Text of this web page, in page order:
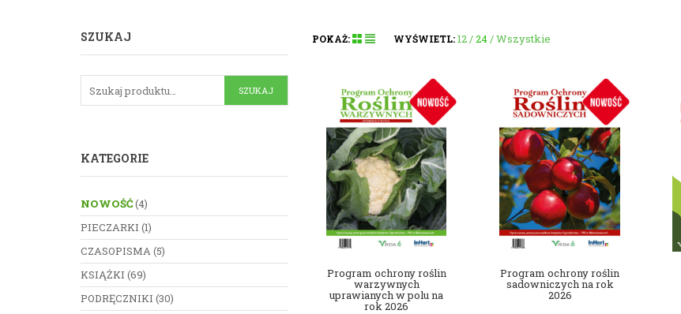
POKAŻ: WYŚWIETL: 12 24 Wszystkie
Program ochrony roślin
warzywnych
uprawianych w polu na
rok 2026
Program ochrony roślin
sadowniczych na rok
2026
SZUKAJ
KATEGORIE
NOWOŚĆ(4)
PIECZARKI (1)
CZASOPISMA(5)
KSIĄŻKI (69)
PODRĘCZNIKI (30)